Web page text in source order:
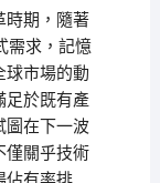
時期，隨著
需求，記憶
球市場的動
足於既有產
圖在下一波
僅關乎技術